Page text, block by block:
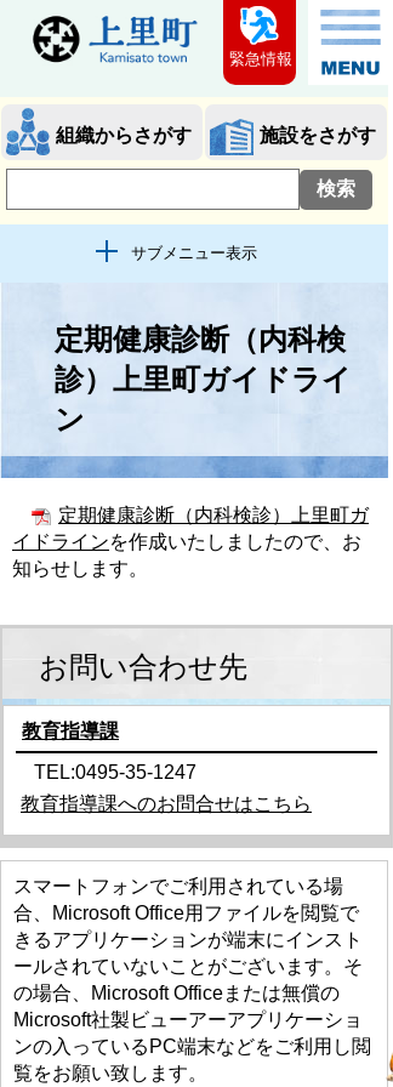
組織からさがす 施設をさがす
サブメニュー表示
緊急情報
定期健康診断（内科検
診）上里町ガイドライ
ン
定期健康診断（内科検診）上里町ガ
イドラインを作成いたしましたので、お
知らせします。
お問い合わせ先
教育指導課
TEL:0495-35-1247
教育指導課へのお問合せはこちら
スマートフォンでご利用されている場
合、Microsoft Office用ファイルを閲覧で
きるアプリケーションが端末にインスト
ールされていないことがございます。そ
の場合、Microsoft Officeまたは無償の
Microsoft社製ビューアーアプリケーショ
ンの入っているPC端末などをご利用し閲
覧をお願い致します。